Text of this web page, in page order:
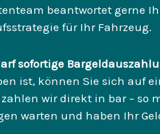
beantwortet gerne
für Ihr Fahrzeug.
sofortige
ist, können Sie sich auf
wir direkt in bar – so
warten und haben Ihr